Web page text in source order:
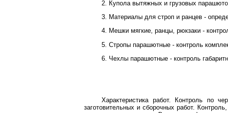
2. Купола вытяжных и грузовых
3. Материалы для строп и ранцев -
4. Мешки мягкие, ранцы, рюкзаки -
5. Стропы парашютные - контроль
6. Чехлы парашютные - контроль
Характеристика работ. Контроль по
заготовительных и сборочных работ.